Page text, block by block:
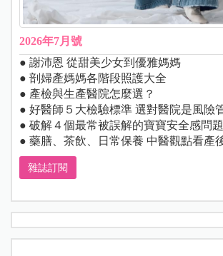
2026年7月號
● 謝沛恩 從甜美少女到優雅媽媽
● 剖婦產媽媽各階段照護大全
● 產檢與生產醫院怎麼選？
● 好醫師５大檢驗標準 選對醫院是風險
● 破解４個最常被誤解的寶寶安全感問題
● 藥膳、茶飲、日常保養 中醫觀點看產
雜誌訂閱